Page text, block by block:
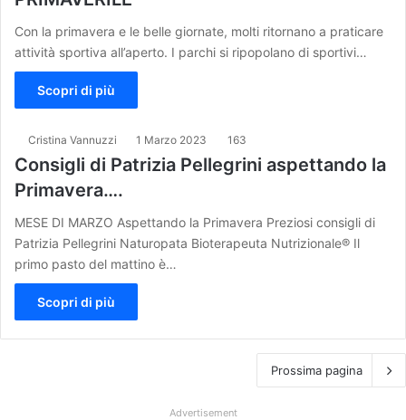
Con la primavera e le belle giornate, molti ritornano a praticare
attività sportiva all’aperto. I parchi si ripopolano di sportivi…
Scopri di più
Cristina Vannuzzi 1 Marzo 2023 163
Consigli di Patrizia Pellegrini aspettando la
Primavera….
MESE DI MARZO Aspettando la Primavera Preziosi consigli di
Patrizia Pellegrini Naturopata Bioterapeuta Nutrizionale® Il
primo pasto del mattino è…
Scopri di più
Prossima pagina
Advertisement